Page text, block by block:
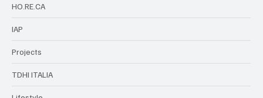
HO.RE.CA
IAP
Projects
TDHI ITALIA